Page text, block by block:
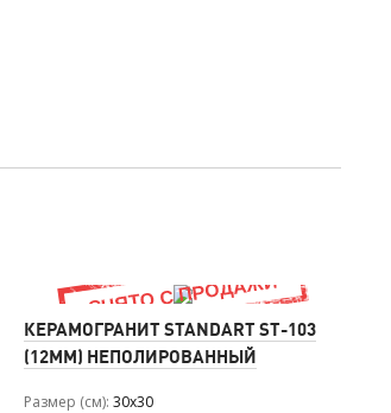
КЕРАМОГРАНИТ STANDART ST-103
(12ММ) НЕПОЛИРОВАННЫЙ
Размер (см) 30x30